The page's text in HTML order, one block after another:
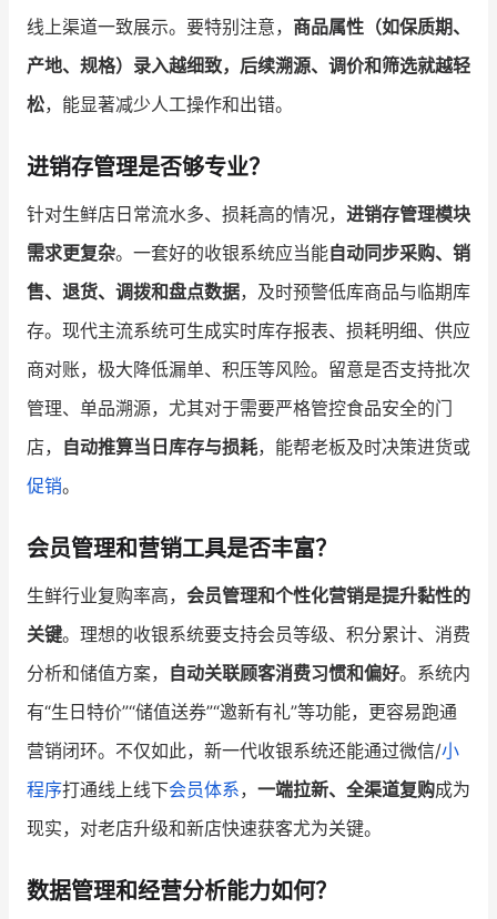
线上渠道一致展示。要特别注意， 商品属性（如保质期、
产地、规格）录入越细致，后续溯源、调价和筛选就越轻
松，能显著减少人工操作和出错。
进销存管理是否够专业？
针对生鲜店日常流水多、损耗高的情况， 进销存管理模块
需求更复杂。一套好的收银系统应当能自动同步采购、销
售、退货、调拨和盘点数据，及时预警低库商品与临期库
存。现代主流系统可生成实时库存报表、损耗明细、供应
商对账，极大降低漏单、积压等风险。留意是否支持批次
管理、单品溯源，尤其对于需要严格管控食品安全的门
店， 自动推算当日库存与损耗，能帮老板及时决策进货或
促销。
会员管理和营销工具是否丰富？
生鲜行业复购率高， 会员管理和个性化营销是提升黏性的
关键。理想的收银系统要支持会员等级、积分累计、消费
分析和储值方案， 自动关联顾客消费习惯和偏好。系统内
有“生日特价”“储值送券”“邀新有礼”等功能，更容易跑通
营销闭环。不仅如此，新一代收银系统还能通过微信/小
程序打通线上线下会员体系， 一端拉新、全渠道复购成为
现实，对老店升级和新店快速获客尤为关键。
数据管理和经营分析能力如何？